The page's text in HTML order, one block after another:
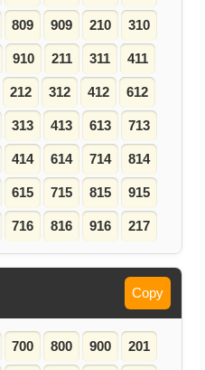
809 909 210 310
910 211 311 411
212 312 412 612
313 413 613 713
414 614 714 814
615 715 815 915
716 816 916 217
Copy
700 800 900 201